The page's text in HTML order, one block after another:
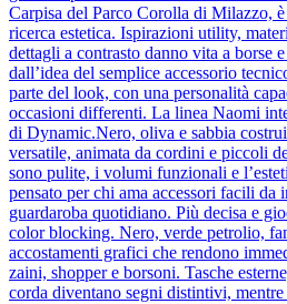
Carpisa del Parco Corolla di Milazzo,
ricerca estetica. Ispirazioni utility,
dettagli a contrasto danno vita a borse
dall’idea del semplice accessorio
parte del look, con una personalità
occasioni differenti. La linea Naomi
di Dynamic.Nero, oliva e sabbia
versatile, animata da cordini e piccoli
sono pulite, i volumi funzionali e
pensato per chi ama accessori facili da
guardaroba quotidiano. Più decisa e
color blocking. Nero, verde petrolio,
accostamenti grafici che rendono
zaini, shopper e borsoni. Tasche
corda diventano segni distintivi,